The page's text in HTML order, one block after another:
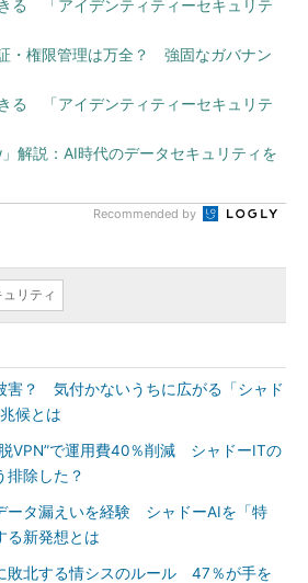
る 「アイデンティティーセキュリテ
・権限管理は万全？ 強固なガバナン
る 「アイデンティティーセキュリテ
解説：AI時代のデータセキュリティを
Recommended by
ュリティ
害？ 気付かないうちに広がる「シャド
候とは
脱VPN”で運用費40％削減 シャドーITの
排除した？
ータ漏えいを経験 シャドーAIを「特
る新発想とは
敗北する情シスのルール 47％が手を